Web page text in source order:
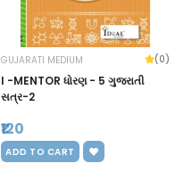
GUJARATI MEDIUM (0)
I -MENTOR ધોરણ - 5 ગુજરાતી
સત્ર-2
₹120
ADD TO CART